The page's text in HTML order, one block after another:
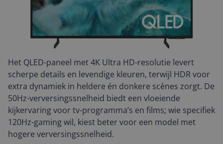
Het QLED-paneel met 4K Ultra HD-resolutie levert
scherpe details en levendige kleuren, terwijl HDR voor
extra dynamiek in heldere én donkere scènes zorgt. De
50Hz-verversingssnelheid biedt een vloeiende
kijkervaring voor tv-programma’s en films; wie specifiek
120Hz-gaming wil, kiest beter voor een model met
hogere verversingssnelheid.